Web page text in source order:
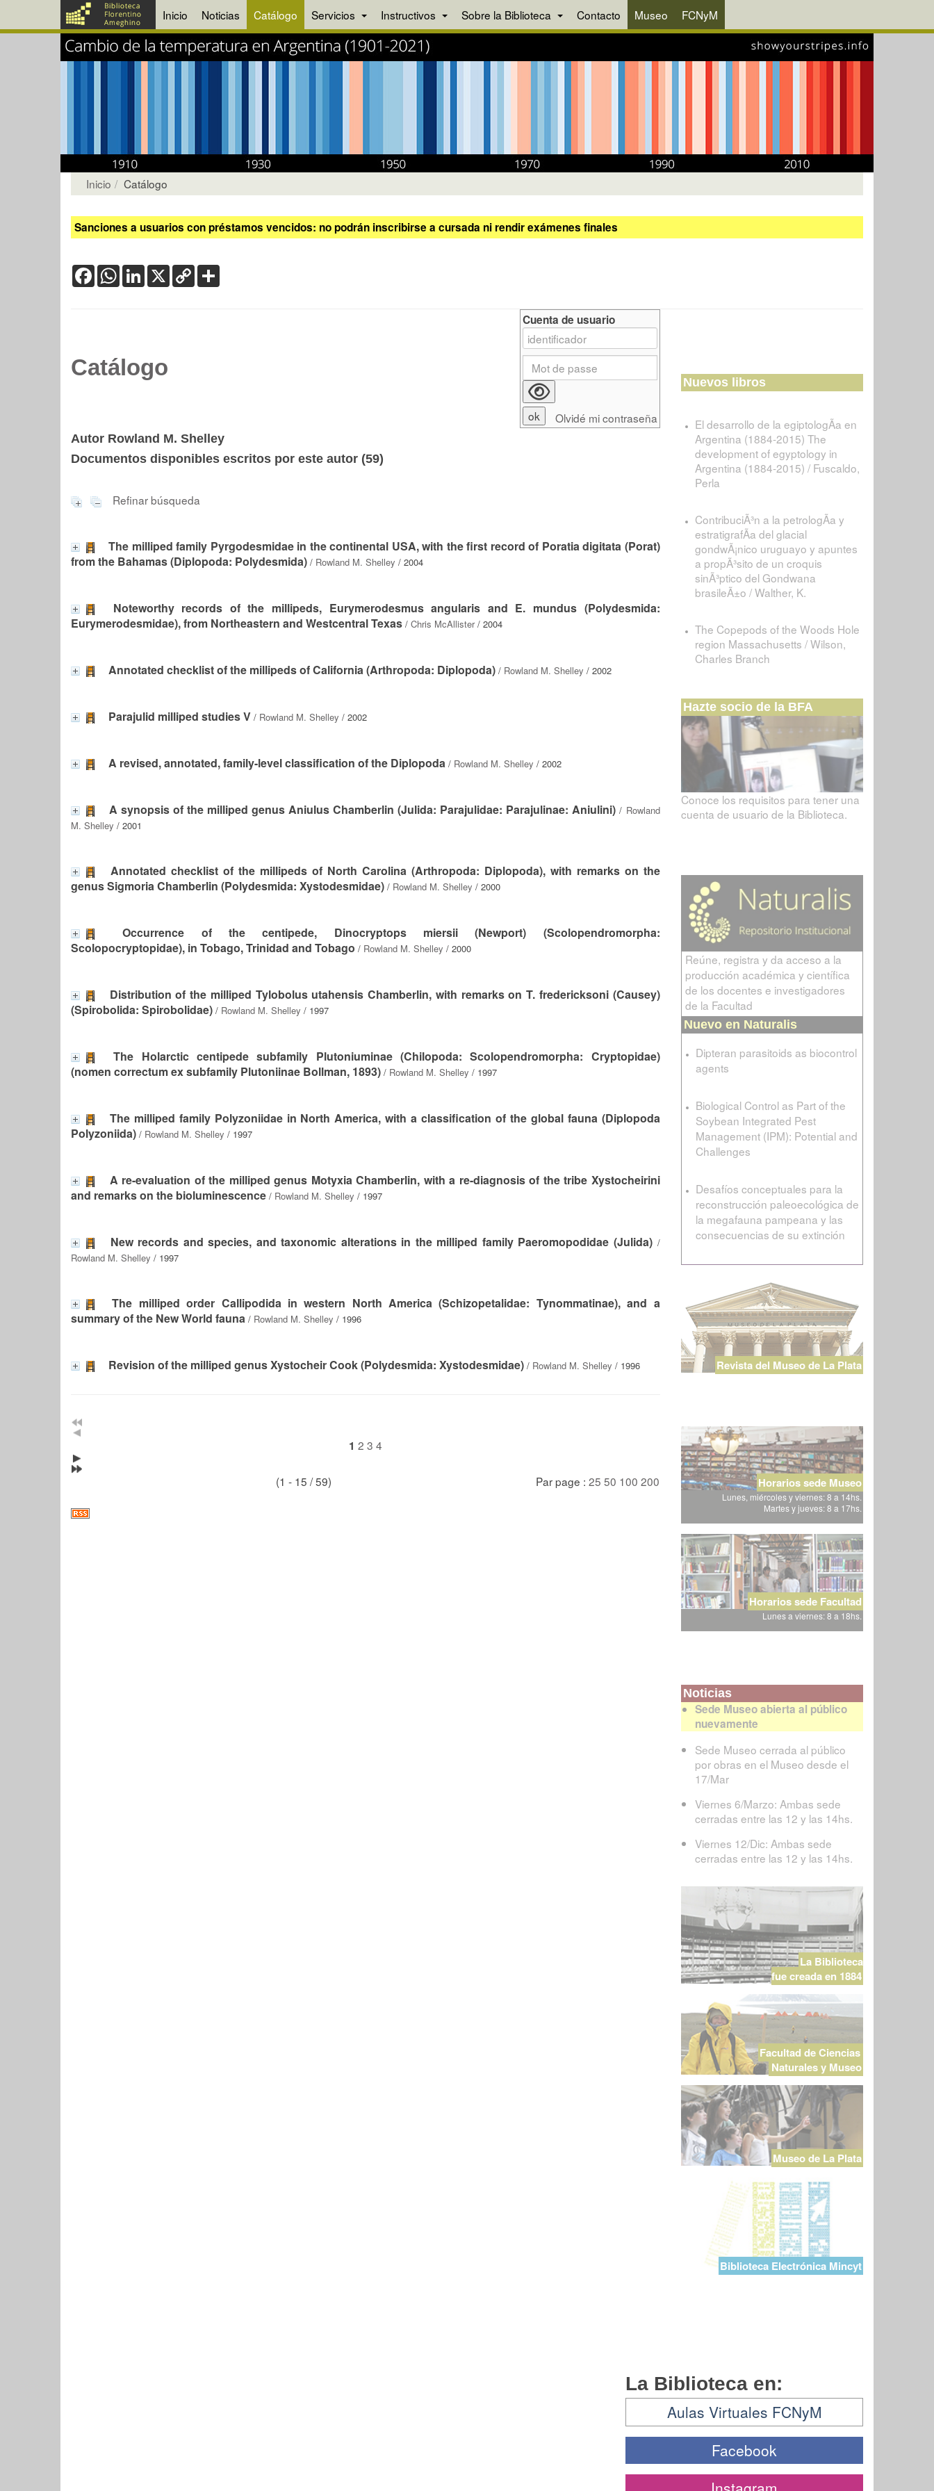
Inicio Noticias Catálogo Servicios Instructivos Sobre la Biblioteca Contacto Museo FCNyM
Inicio Catálogo
Sanciones a usuarios con préstamos vencidos: no podrán inscribirse a cursada ni rendir exámenes finales
FacebookWhatsApp
LinkedIn
X Copy
Link
Catálogo
Autor Rowland M. Shelley
Documentos disponibles escritos por este autor (59)
Refinar búsqueda
The milliped family Pyrgodesmidae in the continental USA, with the first record of Poratia digitata (Porat)
from the Bahamas (Diplopoda: Polydesmida) / Rowland M. Shelley / 2004
Noteworthy records of the millipeds, Eurymerodesmus angularis and E. mundus (Polydesmida:
Eurymerodesmidae), from Northeastern and Westcentral Texas / Chris McAllister/ 2004
Annotated checklist of the millipeds of California (Arthropoda: Diplopoda) / Rowland M. Shelley / 2002
Parajulid milliped studies V / Rowland M. Shelley / 2002
A revised, annotated, family-level classification of the Diplopoda / Rowland M. Shelley / 2002
A synopsis of the milliped genus Aniulus Chamberlin (Julida: Parajulidae: Parajulinae: Aniulini) / Rowland
M. Shelley / 2001
Annotated checklist of the millipeds of North Carolina (Arthropoda: Diplopoda), with remarks on the
genus Sigmoria Chamberlin (Polydesmida: Xystodesmidae) / Rowland M. Shelley / 2000
Occurrence of the centipede, Dinocryptops miersii (Newport) (Scolopendromorpha:
Scolopocryptopidae), in Tobago, Trinidad and Tobago / Rowland M. Shelley / 2000
Distribution of the milliped Tylobolus utahensis Chamberlin, with remarks on T. fredericksoni (Causey)
(Spirobolida: Spirobolidae) / Rowland M. Shelley / 1997
The Holarctic centipede subfamily Plutoniuminae (Chilopoda: Scolopendromorpha: Cryptopidae)
(nomen correctum ex subfamily Plutoniinae Bollman, 1893) / Rowland M. Shelley / 1997
The milliped family Polyzoniidae in North America, with a classification of the global fauna (Diplopoda
Polyzoniida) / Rowland M. Shelley / 1997
A re-evaluation of the milliped genus Motyxia Chamberlin, with a re-diagnosis of the tribe Xystocheirini
and remarks on the bioluminescence / Rowland M. Shelley / 1997
New records and species, and taxonomic alterations in the milliped family Paeromopodidae (Julida)/
Rowland M. Shelley / 1997
The milliped order Callipodida in western North America (Schizopetalidae: Tynommatinae), and a
summary of the New World fauna / Rowland M. Shelley / 1996
Revision of the milliped genus Xystocheir Cook (Polydesmida: Xystodesmidae) / Rowland M. Shelley / 1996
1 2 3 4
(1 - 15 / 59) Par page : 25 50 100 200
Cuenta de usuario
Olvidé mi contraseña
Nuevos libros
El desarrollo de la egiptologÃ­a en
Argentina (1884-2015) The
development of egyptology in
Argentina (1884-2015) / Fuscaldo,
Perla
ContribuciÃ³n a la petrologÃ­a y
estratigrafÃ­a del glacial
gondwÃ¡nico uruguayo y apuntes
a propÃ³sito de un croquis
sinÃ³ptico del Gondwana
brasileÃ±o / Walther, K.
The Copepods of the Woods Hole
region Massachusetts / Wilson,
Charles Branch
Hazte socio de la BFA
Conoce los requisitos para tener una
cuenta de usuario de la Biblioteca.
Reúne, registra y da acceso a la
producción académica y científica
de los docentes e investigadores
de la Facultad
Nuevo en Naturalis
Dipteran parasitoids as biocontrol
agents
Biological Control as Part of the
Soybean Integrated Pest
Management (IPM): Potential and
Challenges
Desafíos conceptuales para la
reconstrucción paleoecológica de
la megafauna pampeana y las
consecuencias de su extinción
Revista del Museo de La Plata
Horarios sede Museo
Lunes, miércoles y viernes: 8 a 14hs.
Martes y jueves: 8 a 17hs.
Horarios sede Facultad
Lunes a viernes: 8 a 18hs.
Noticias
Sede Museo abierta al público
nuevamente
Sede Museo cerrada al público
por obras en el Museo desde el
17/Mar
Viernes 6/Marzo: Ambas sede
cerradas entre las 12 y las 14hs.
Viernes 12/Dic: Ambas sede
cerradas entre las 12 y las 14hs.
La Biblioteca
fue creada en 1884
Facultad de Ciencias
Naturales y Museo
Museo de La Plata
Biblioteca Electrónica Mincyt
La Biblioteca en:
Aulas Virtuales FCNyM
Facebook